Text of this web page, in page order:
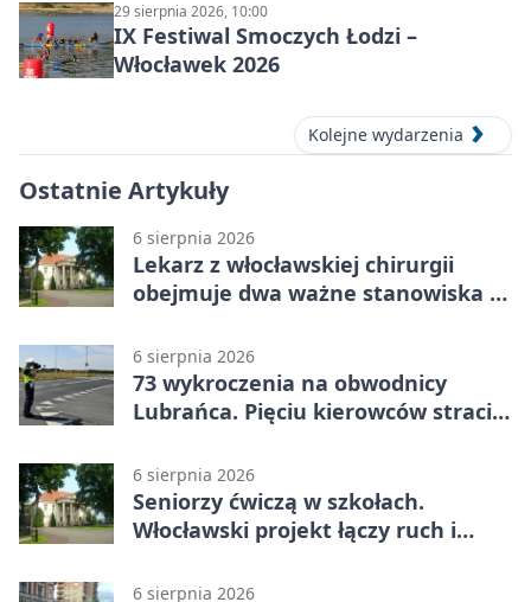
29 sierpnia 2026, 10:00
IX Festiwal Smoczych Łodzi –
Włocławek 2026
Kolejne wydarzenia
Ostatnie Artykuły
6 sierpnia 2026
Lekarz z włocławskiej chirurgii
obejmuje dwa ważne stanowiska w
6 sierpnia 2026
73 wykroczenia na obwodnicy
Lubrańca. Pięciu kierowców straciło
6 sierpnia 2026
Seniorzy ćwiczą w szkołach.
Włocławski projekt łączy ruch i
6 sierpnia 2026